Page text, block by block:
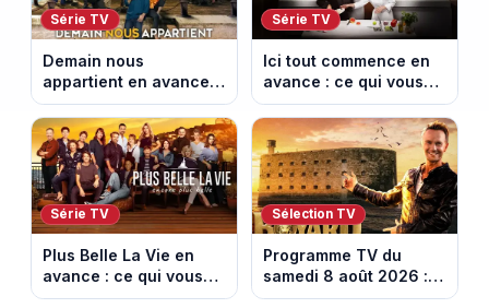
Série TV
Demain nous
appartient en avance :
ce qui vous attend la
semaine du 10 au 14
août 2026 (spoiler)
Série TV
Ici tout commence en
avance : ce qui vous
attend la semaine du
10 au 14 août 2026
(spoiler)
Série TV
Plus Belle La Vie en
avance : ce qui vous
attend la semaine du
Sélection TV
Programme TV du
samedi 8 août 2026 :
notre sélection pour